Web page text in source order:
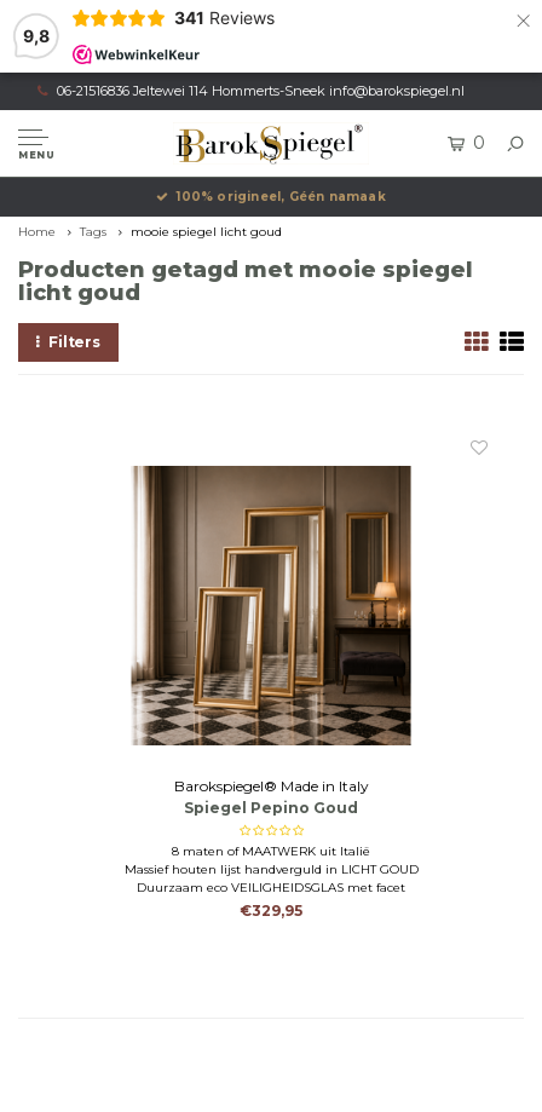
9,8
341 Reviews ×
06-21516836 Jeltewei 114 Hommerts-Sneek info@barokspiegel.nl
MENU
0
100% origineel, Géén namaak
Home Tags mooie spiegel licht goud
Producten getagd met mooie spiegel
licht goud
Filters
Barokspiegel® Made in Italy
Spiegel Pepino Goud
8 maten of MAATWERK uit Italië
Massief houten lijst handverguld in LICHT GOUD
Duurzaam eco VEILIGHEIDSGLAS met facet
€329,95